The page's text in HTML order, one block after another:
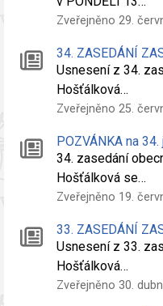
Zveřejněno 29.
34. ZASEDÁNÍ
Usnesení z 34.
Hošťálková…
Zveřejněno 25.
POZVÁNKA na 34.
34. zasedání
Hošťálková se…
Zveřejněno 19.
33. ZASEDÁNÍ
Usnesení z 33.
Hošťálková…
Zveřejněno 30.